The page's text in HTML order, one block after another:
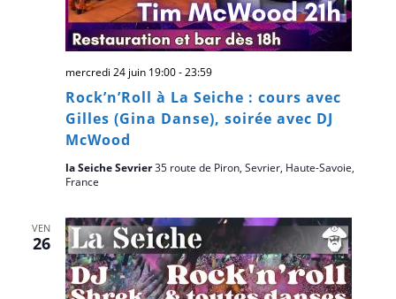
Rock’n’Roll à La Seiche : cours avec
Gilles (Gina Danse), soirée avec DJ
McWood
mercredi 24 juin 19:00-23:59
la Seiche Sevrier35 route de Piron, Sevrier, Haute-Savoie,
France
VEN
26